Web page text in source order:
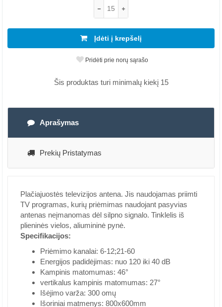
Įdėti į krepšelį
Pridėti prie norų sąrašo
Šis produktas turi minimalų kiekį 15
Aprašymas
Prekių Pristatymas
Plačiajuostės televizijos antena. Jis naudojamas priimti
TV programas, kurių priėmimas naudojant pasyvias
antenas neįmanomas dėl silpno signalo. Tinklelis iš
plieninės vielos, aliumininė pynė.
Specifikacijos:
Priėmimo kanalai: 6-12;21-60
Energijos padidėjimas: nuo 120 iki 40 dB
Kampinis matomumas: 46°
vertikalus kampinis matomumas: 27°
Išėjimo varža: 300 omų
Išoriniai matmenys: 800x600mm